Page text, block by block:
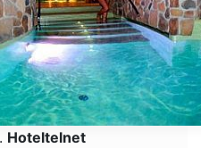
Hoteltelnet